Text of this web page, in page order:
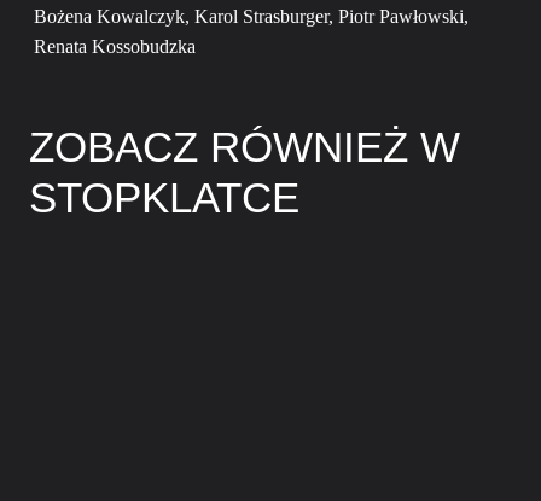
Bożena Kowalczyk, Karol Strasburger, Piotr Pawłowski,
Renata Kossobudzka
ZOBACZ RÓWNIEŻ W
STOPKLATCE